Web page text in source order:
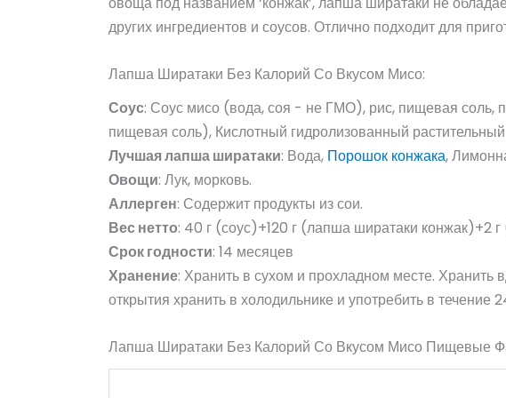
других ингредиентов и соусов. Отлично подходит для
Лапша Ширатаки Без Калорий Со Вкусом Мисо:
Соус: Соус мисо (вода, соя - не ГМО), рис, пищевая соль,
пищевая соль), Кислотный гидролизованный
Лучшая лапша ширатаки: Вода, Порошок конжака,
Овощи: Лук, морковь.
Аллерген: Содержит продукты из сои.
Вес нетто: 40 г (соус)+120 г (лапша ширатаки конжак)+2
Срок годности: 14 месяцев
Хранение: Хранить в сухом и прохладном месте. Хранить
открытия хранить в холодильнике и употребить в течение
Лапша Ширатаки Без Калорий Со Вкусом Мисо Пищевые